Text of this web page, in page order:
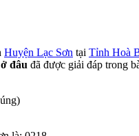
Huyện Lạc Sơn tại Tỉnh Hoà
đâu đã được giải đáp trong